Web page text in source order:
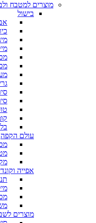
מוצרים למטבח
בישול
עולם הקפה
אפייה
מוצרים